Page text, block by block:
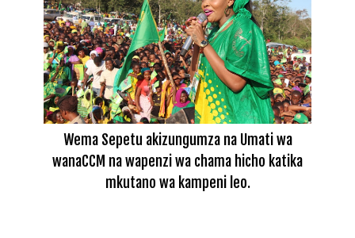
Wema Sepetu akizungumza na Umati wa
wanaCCM na wapenzi wa chama hicho katika
mkutano wa kampeni leo.